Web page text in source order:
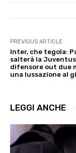
PREVIOUS ARTICLE
Inter, che tegola:
salterà la
difensore out due
una lussazione al
LEGGI ANCHE